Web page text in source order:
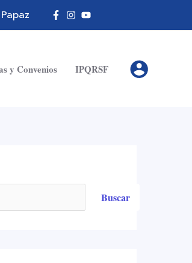
y Convenios IPQRSF
Buscar